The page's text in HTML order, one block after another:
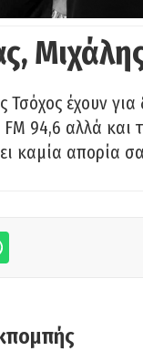
Τσόχος έχουν
94,6 αλλά και
καμία απορία